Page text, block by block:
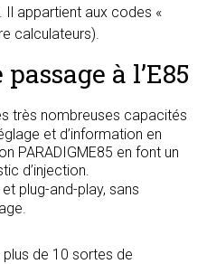
Il appartient aux codes «
calculateurs).
à l’E85
très nombreuses capacités
et d’information en
PARADIGME85 en font un
d’injection.
plug-and-play, sans
de 10 sortes de